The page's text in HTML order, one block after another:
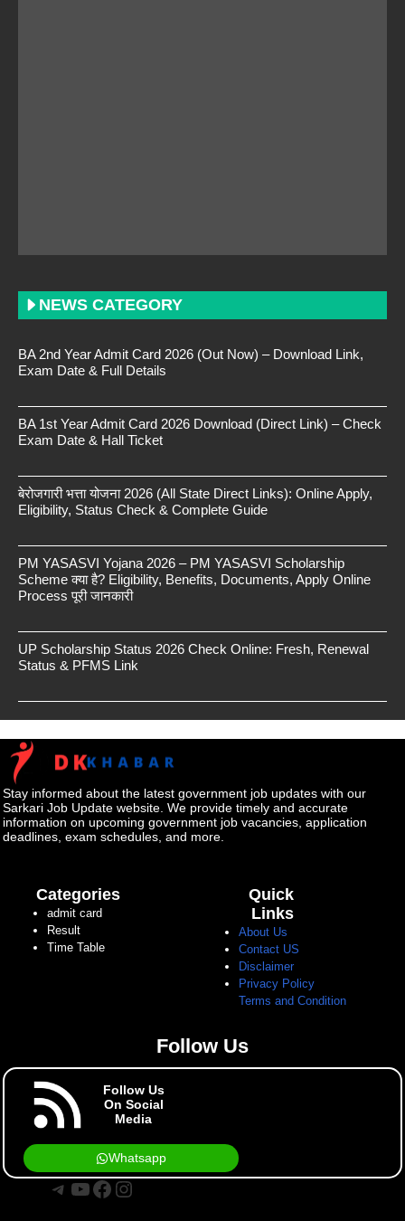
NEWS CATEGORY
BA 2nd Year Admit Card 2026 (Out Now) – Download Link,
Exam Date & Full Details
BA 1st Year Admit Card 2026 Download (Direct Link) – Check
Exam Date & Hall Ticket
बेरोजगारी भत्ता योजना 2026 (All State Direct Links): Online Apply,
Eligibility, Status Check & Complete Guide
PM YASASVI Yojana 2026 – PM YASASVI Scholarship
Scheme क्या है? Eligibility, Benefits, Documents, Apply Online
Process पूरी जानकारी
UP Scholarship Status 2026 Check Online: Fresh, Renewal
Status & PFMS Link
Stay informed about the latest government job updates with our
Sarkari Job Update website. We provide timely and accurate
information on upcoming government job vacancies, application
deadlines, exam schedules, and more.
Categories
admit card
Result
Time Table
Quick
Links
About Us
Contact US
Disclaimer
Privacy Policy
Terms and Condition
Follow Us
Follow Us
On Social
Media
Whatsapp
Telegram
YouTube
Facebook
Instagram